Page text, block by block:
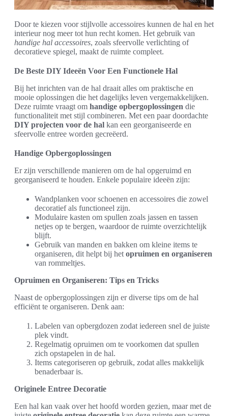
Door te kiezen voor stijlvolle accessoires kunnen de hal en het
interieur nog meer tot hun recht komen. Het gebruik van
handige hal accessoires, zoals sfeervolle verlichting of
decoratieve spiegel, maakt de ruimte compleet.
De Beste DIY Ideeën Voor Een Functionele Hal
Bij het inrichten van de hal draait alles om praktische en
mooie oplossingen die het dagelijks leven vergemakkelijken.
Deze ruimte vraagt om handige opbergoplossingen die
functionaliteit met stijl combineren. Met een paar doordachte
DIY projecten voor de hal kan een georganiseerde en
sfeervolle entree worden gecreëerd.
Handige Opbergoplossingen
Er zijn verschillende manieren om de hal opgeruimd en
georganiseerd te houden. Enkele populaire ideeën zijn:
Wandplanken voor schoenen en accessoires die zowel
decoratief als functioneel zijn.
Modulaire kasten om spullen zoals jassen en tassen
netjes op te bergen, waardoor de ruimte overzichtelijk
blijft.
Gebruik van manden en bakken om kleine items te
organiseren, dit helpt bij het opruimen en organiseren
van rommeltjes.
Opruimen en Organiseren: Tips en Tricks
Naast de opbergoplossingen zijn er diverse tips om de hal
efficiënt te organiseren. Denk aan:
Labelen van opbergdozen zodat iedereen snel de juiste
plek vindt.
Regelmatig opruimen om te voorkomen dat spullen
zich opstapelen in de hal.
Items categoriseren op gebruik, zodat alles makkelijk
benaderbaar is.
Originele Entree Decoratie
Een hal kan vaak over het hoofd worden gezien, maar met de